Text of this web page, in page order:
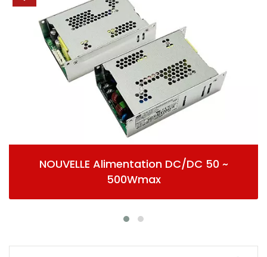
NOUVELLE Alimentation DC/DC 50 ~
500Wmax